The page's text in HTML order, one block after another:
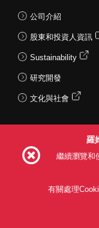
公司介紹
股東和投資人資訊
Sustainability
研究開發
文化與社會
關於本
羅
繼續瀏覽和
有關處理